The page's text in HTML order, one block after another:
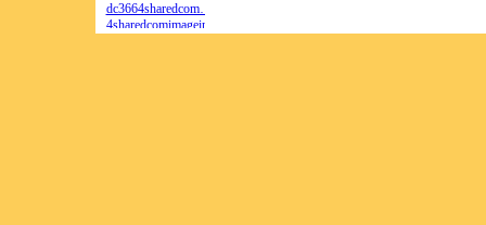
dc3664sharedcom…
4sharedcomimageimageimageWoman